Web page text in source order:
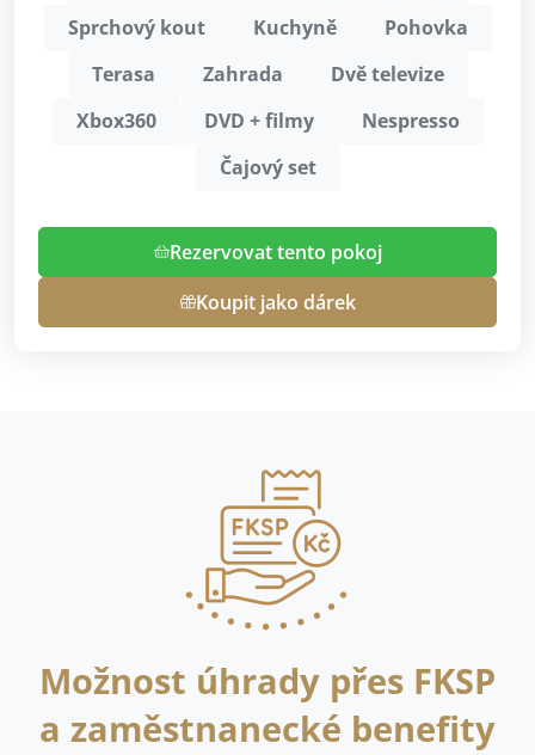
Sprchový kout
Kuchyně
Pohovka
Terasa
Zahrada
Dvě televize
Xbox360
DVD + filmy
Nespresso
Čajový set
Rezervovat tento pokoj
Koupit jako dárek
Možnost úhrady přes FKSP
a zaměstnanecké benefity